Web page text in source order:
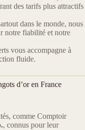
des tarifs plus attractifs
dans le monde, nous
notre fiabilité et notre
vous accompagne à
fluide.
d’or en France
comme Comptoir
, connus pour leur